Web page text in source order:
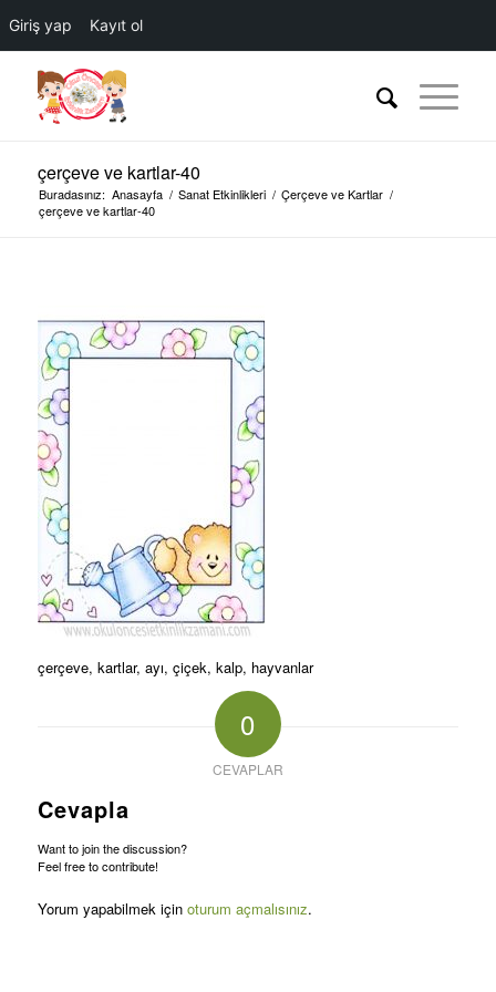
Giriş yap Kayıt ol
çerçeve ve kartlar-40
Buradasınız: Anasayfa / Sanat Etkinlikleri / Çerçeve ve Kartlar /
çerçeve ve kartlar-40
çerçeve, kartlar, ayı, çiçek, kalp, hayvanlar
0
CEVAPLAR
Cevapla
Want to join the discussion?
Feel free to contribute!
Yorum yapabilmek için oturum açmalısınız.